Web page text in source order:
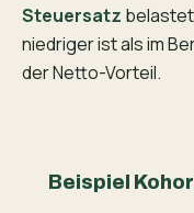
Steuersatz
niedriger ist als im
der Netto-Vorteil.
Beispiel